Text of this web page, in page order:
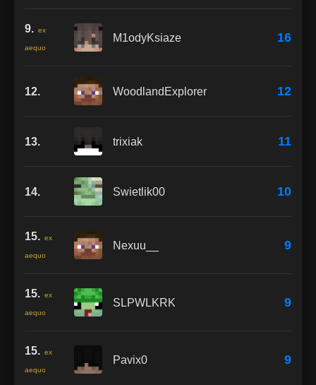
9. ex
aequo
M1odyKsiaze 16
12. WoodlandExplorer 12
13. trixiak 11
14. Swietlik00 10
15. ex
aequo
Nexuu__ 9
15. ex
aequo
SLPWLKRK 9
15. ex
aequo
Pavix0 9